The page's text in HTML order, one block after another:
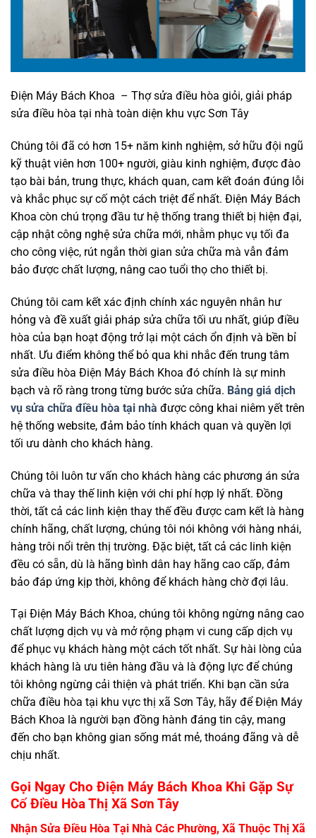
Điện Máy Bách Khoa – Thợ sửa điều hòa giỏi, giải pháp
sửa điều hòa tại nhà toàn diện khu vực Sơn Tây
Chúng tôi đã có hơn 15+ năm kinh nghiệm, sở hữu đội ngũ
kỹ thuật viên hơn 100+ người, giàu kinh nghiệm, được đào
tạo bài bản, trung thực, khách quan, cam kết đoán đúng lỗi
và khắc phục sự cố một cách triệt để nhất. Điện Máy Bách
Khoa còn chú trọng đầu tư hệ thống trang thiết bị hiện đại,
cập nhật công nghệ sửa chữa mới, nhằm phục vụ tối đa
cho công việc, rút ngắn thời gian sửa chữa mà vẫn đảm
bảo được chất lượng, nâng cao tuổi thọ cho thiết bị.
Chúng tôi cam kết xác định chính xác nguyên nhân hư
hỏng và đề xuất giải pháp sửa chữa tối ưu nhất, giúp điều
hòa của bạn hoạt động trở lại một cách ổn định và bền bỉ
nhất. Ưu điểm không thể bỏ qua khi nhắc đến trung tâm
sửa điều hòa Điện Máy Bách Khoa đó chính là sự minh
bạch và rõ ràng trong từng bước sửa chữa. Bảng giá dịch
vụ sửa chữa điều hòa tại nhà được công khai niêm yết trên
hệ thống website, đảm bảo tính khách quan và quyền lợi
tối ưu dành cho khách hàng.
Chúng tôi luôn tư vấn cho khách hàng các phương án sửa
chữa và thay thế linh kiện với chi phí hợp lý nhất. Đồng
thời, tất cả các linh kiện thay thế đều được cam kết là hàng
chính hãng, chất lượng, chúng tôi nói không với hàng nhái,
hàng trôi nổi trên thị trường. Đặc biệt, tất cả các linh kiện
đều có sẵn, dù là hãng bình dân hay hãng cao cấp, đảm
bảo đáp ứng kịp thời, không để khách hàng chờ đợi lâu.
Tại Điện Máy Bách Khoa, chúng tôi không ngừng nâng cao
chất lượng dịch vụ và mở rộng phạm vi cung cấp dịch vụ
để phục vụ khách hàng một cách tốt nhất. Sự hài lòng của
khách hàng là ưu tiên hàng đầu và là động lực để chúng
tôi không ngừng cải thiện và phát triển. Khi bạn cần sửa
chữa điều hòa tại khu vực thị xã Sơn Tây, hãy để Điện Máy
Bách Khoa là người bạn đồng hành đáng tin cậy, mang
đến cho bạn không gian sống mát mẻ, thoáng đãng và dễ
chịu nhất.
Gọi Ngay Cho Điện Máy Bách Khoa Khi Gặp Sự
Cố Điều Hòa Thị Xã Sơn Tây
Nhận Sửa Điều Hòa Tại Nhà Các Phường, Xã Thuộc Thị Xã